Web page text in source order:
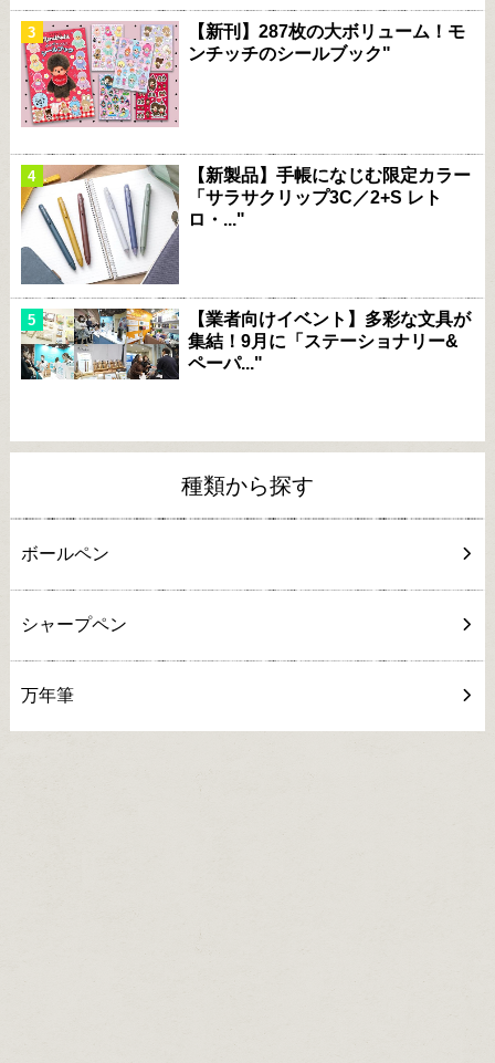
【新刊】287枚の大ボリューム！モ
ンチッチのシールブック"
【新製品】手帳になじむ限定カラー
「サラサクリップ3C／2+S レト
ロ・..."
【業者向けイベント】多彩な文具が
集結！9月に「ステーショナリー&
ペーパ..."
種類から探す
ボールペン
シャープペン
万年筆